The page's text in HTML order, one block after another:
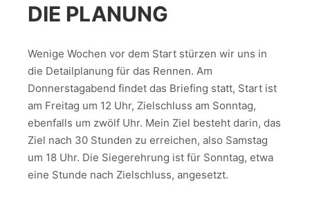
DIE PLANUNG
Wenige Wochen vor dem Start stürzen wir uns in
die Detailplanung für das Rennen. Am
Donnerstagabend findet das Briefing statt, Start ist
am Freitag um 12 Uhr, Zielschluss am Sonntag,
ebenfalls um zwölf Uhr. Mein Ziel besteht darin, das
Ziel nach 30 Stunden zu erreichen, also Samstag
um 18 Uhr. Die Siegerehrung ist für Sonntag, etwa
eine Stunde nach Zielschluss, angesetzt.